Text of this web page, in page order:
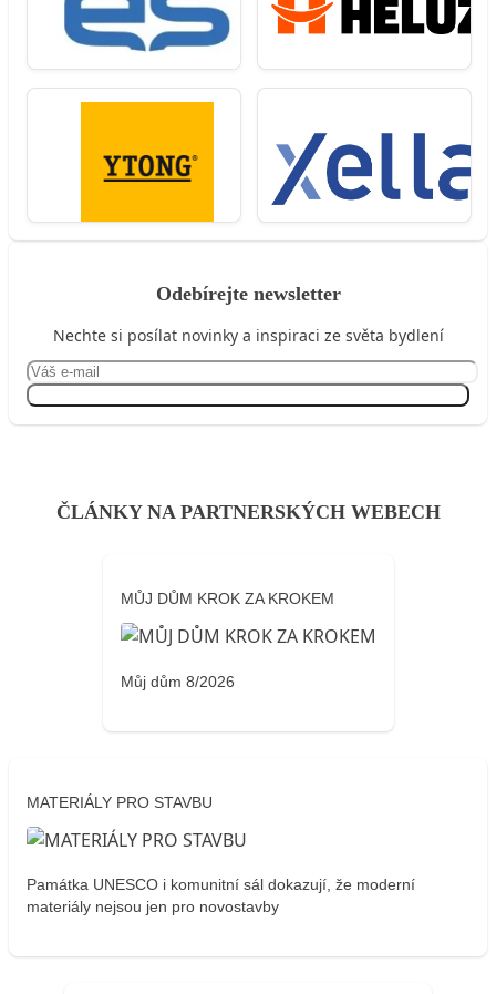
Odebírejte newsletter
Nechte si posílat novinky a inspiraci ze světa bydlení
ČLÁNKY NA PARTNERSKÝCH WEBECH
MŮJ DŮM KROK ZA KROKEM
Můj dům 8/2026
MATERIÁLY PRO STAVBU
Památka UNESCO i komunitní sál dokazují, že moderní
materiály nejsou jen pro novostavby